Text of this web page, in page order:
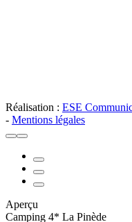
Réalisation : ESE
- Mentions légales
Aperçu
Camping 4* La Pinède